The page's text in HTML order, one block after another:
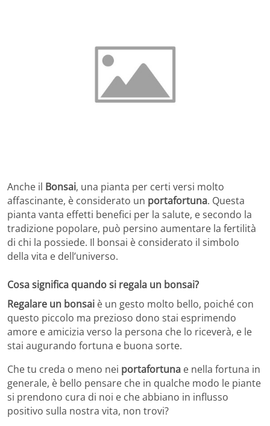
Anche il Bonsai, una pianta per certi versi molto
affascinante, è considerato un portafortuna. Questa
pianta vanta effetti benefici per la salute, e secondo la
tradizione popolare, può persino aumentare la fertilità
di chi la possiede. Il bonsai è considerato il simbolo
della vita e dell’universo.
Cosa significa quando si regala un bonsai?
Regalare un bonsai è un gesto molto bello, poiché con
questo piccolo ma prezioso dono stai esprimendo
amore e amicizia verso la persona che lo riceverà, e le
stai augurando fortuna e buona sorte.
Che tu creda o meno nei portafortuna e nella fortuna in
generale, è bello pensare che in qualche modo le piante
si prendono cura di noi e che abbiano in influsso
positivo sulla nostra vita, non trovi?